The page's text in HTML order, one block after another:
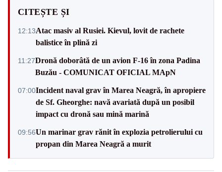
CITEȘTE ȘI
12:13Atac masiv al Rusiei. Kievul, lovit de rachete
balistice în plină zi
11:27Dronă doborâtă de un avion F‑16 în zona Padina
Buzău - COMUNICAT OFICIAL MApN
07:00Incident naval grav în Marea Neagră, în apropiere
de Sf. Gheorghe: navă avariată după un posibil
impact cu dronă sau mină marină
09:56Un marinar grav rănit în explozia petrolierului cu
propan din Marea Neagră a murit